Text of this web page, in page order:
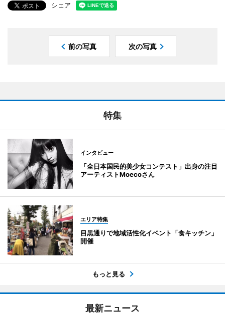
シェア
前の写真 次の写真
特集
インタビュー
「全日本国民的美少女コンテスト」出身の注目
アーティストMoecoさん
エリア特集
目黒通りで地域活性化イベント「食キッチン」
開催
もっと見る
最新ニュース